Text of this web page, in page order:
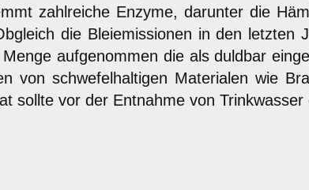
zahlreiche Enzyme, darunter die
die Bleiemissionen in den letzten
aufgenommen die als duldbar
von schwefelhaltigen Materialen wie
sollte vor der Entnahme von